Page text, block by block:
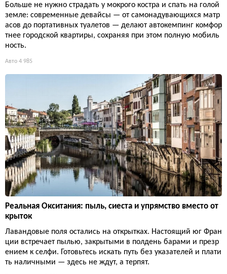
Больше не нужно страдать у мокрого костра и спать на голой
земле: современные девайсы — от самонадувающихся матр
асов до портативных туалетов — делают автокемпинг комфор
тнее городской квартиры, сохраняя при этом полную мобиль
ность.
Авто 4 985
Реальная Окситания: пыль, сиеста и упрямство вместо от
крыток
Лавандовые поля остались на открытках. Настоящий юг Фран
ции встречает пылью, закрытыми в полдень барами и презр
ением к селфи. Готовьтесь искать путь без указателей и плати
ть наличными — здесь не ждут, а терпят.